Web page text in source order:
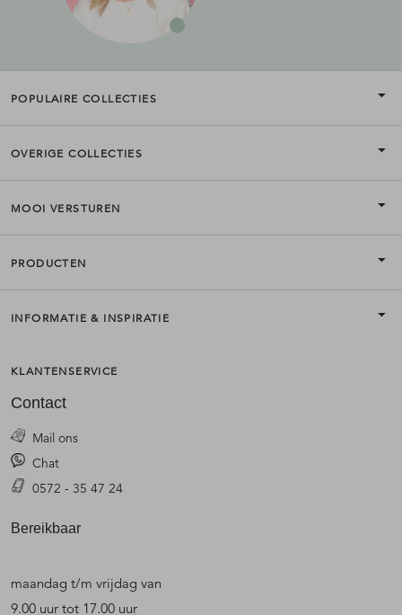
POPULAIRE COLLECTIES
OVERIGE COLLECTIES
MOOI VERSTUREN
PRODUCTEN
INFORMATIE & INSPIRATIE
KLANTENSERVICE
Contact
Mail ons
Chat
0572 - 35 47 24
Bereikbaar
maandag t/m vrijdag van
9.00 uur tot 17.00 uur